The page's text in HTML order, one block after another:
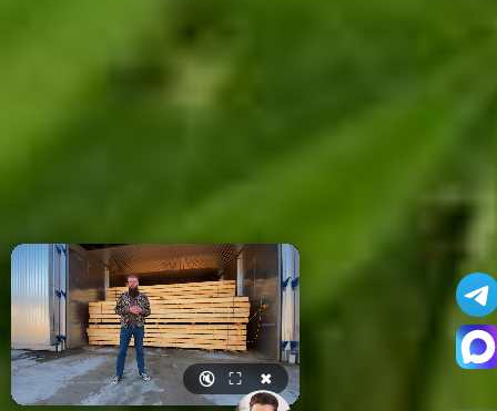
🔇 ⛶ ✖